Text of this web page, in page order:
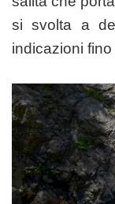
si svolta a
indicazioni fino